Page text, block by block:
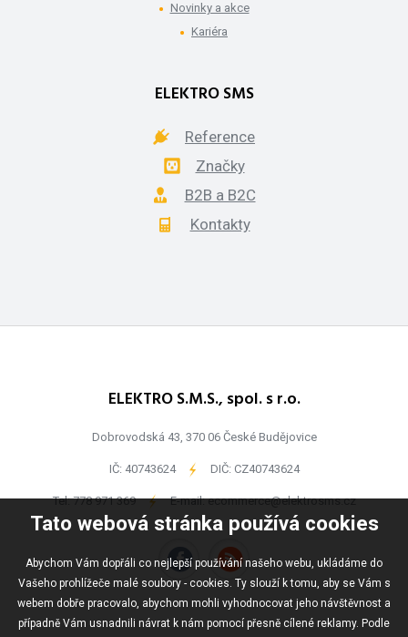
Tato webová stránka používá cookies
Abychom Vám dopřáli co nejlepší používání našeho webu, ukládáme do
Vašeho prohlížeče malé soubory - cookies. Ty slouží k tomu, aby se Vám s
webem dobře pracovalo, abychom mohli vyhodnocovat jeho návštěvnost a
případně Vám usnadnili návrat k nám pomocí přesně cílené reklamy. Podle
Novinky a akce
Kariéra
ELEKTRO SMS
Reference
Značky
B2B a B2C
Kontakty
ELEKTRO S.M.S., spol. s r.o.
Dobrovodská 43, 370 06 České Budějovice
IČ: 40743624 - DIČ: CZ40743624
Tel:778 971 369 - E-mail:ecommerce@elektrosms.cz